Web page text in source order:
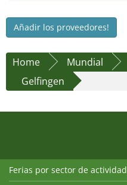
Añadir los proveedores!
Home Mundial
Gelfingen
Ferias por sector de actividad